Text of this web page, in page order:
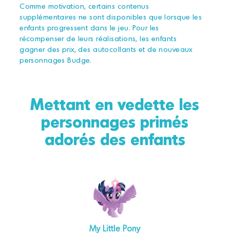
Comme motivation, certains contenus
supplémentaires ne sont disponibles que lorsque les
enfants progressent dans le jeu. Pour les
récompenser de leurs réalisations, les enfants
gagner des prix, des autocollants et de nouveaux
personnages Budge.
Mettant en vedette les
personnages primés
adorés des enfants
My Little Pony